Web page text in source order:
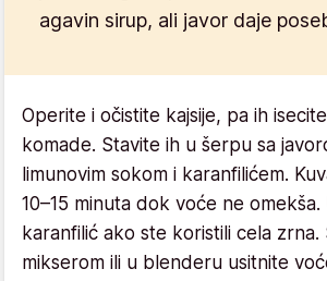
agavin sirup, ali javor daje
Operite i očistite kajsije, pa ih
komade. Stavite ih u šerpu sa
limunovim sokom i karanfilićem.
10–15 minuta dok voće ne
karanfilić ako ste koristili cela zrna.
mikserom ili u blenderu usitnite